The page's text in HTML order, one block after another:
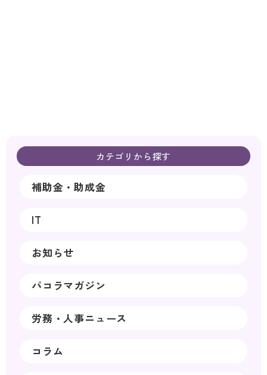
カテゴリから探す
補助金・助成金
IT
お知らせ
パコラマガジン
労務・人事ニュース
コラム